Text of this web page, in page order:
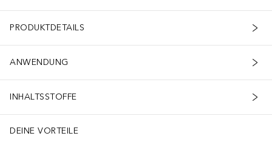
PRODUKTDETAILS
ANWENDUNG
INHALTSSTOFFE
DEINE VORTEILE